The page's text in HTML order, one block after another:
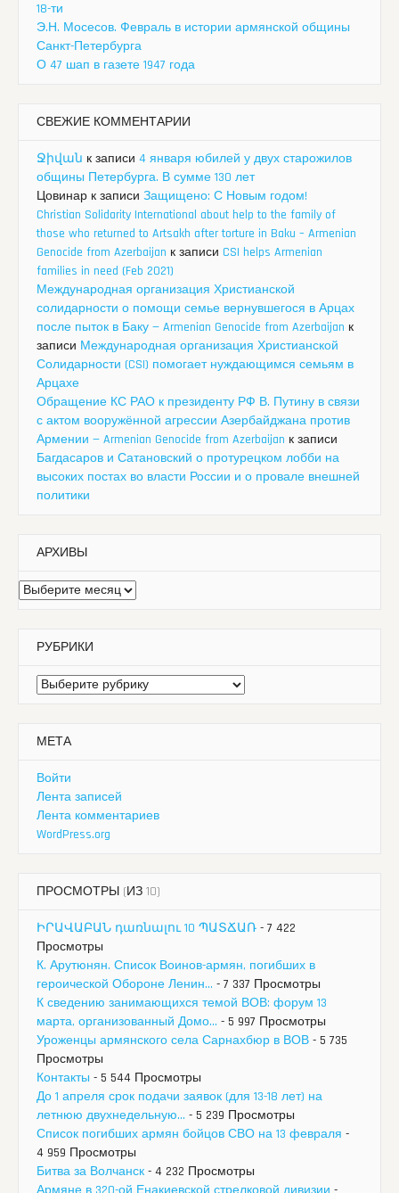
18-ти
Э.Н. Мосесов. Февраль в истории армянской общины
Санкт-Петербурга
О 47 шап в газете 1947 года
СВЕЖИЕ КОММЕНТАРИИ
Ջիվան к записи 4 января юбилей у двух старожилов
общины Петербурга. В сумме 130 лет
Цовинар к записи Защищено: С Новым годом!
Christian Solidarity International about help to the family of
those who returned to Artsakh after torture in Baku – Armenian
Genocide from Azerbaijan к записи CSI helps Armenian
families in need (Feb 2021)
Международная организация Христианской
солидарности о помощи семье вернувшегося в Арцах
после пыток в Баку — Armenian Genocide from Azerbaijan к
записи Международная организация Христианской
Солидарности (CSI) помогает нуждающимся семьям в
Арцахе
Обращение КС РАО к президенту РФ В. Путину в связи
с актом вооружённой агрессии Азербайджана против
Армении — Armenian Genocide from Azerbaijan к записи
Багдасаров и Сатановский о протурецком лобби на
высоких постах во власти России и о провале внешней
политики
АРХИВЫ
Архивы
РУБРИКИ
Рубрики
МЕТА
Войти
Лента записей
Лента комментариев
WordPress.org
ПРОСМОТРЫ (ИЗ 10)
ԻՐԱՎԱԲԱՆ դառնալու 10 ՊԱՏՃԱՌ - 7 422
Просмотры
К. Арутюнян. Список Воинов-армян, погибших в
героической Обороне Ленин... - 7 337 Просмотры
К сведению занимающихся темой ВОВ: форум 13
марта, организованный Домо... - 5 997 Просмотры
Уроженцы армянского села Сарнахбюр в ВОВ - 5 735
Просмотры
Контакты - 5 544 Просмотры
До 1 апреля срок подачи заявок (для 13-18 лет) на
летнюю двухнедельную... - 5 239 Просмотры
Список погибших армян бойцов СВО на 13 февраля -
4 959 Просмотры
Битва за Волчанск - 4 232 Просмотры